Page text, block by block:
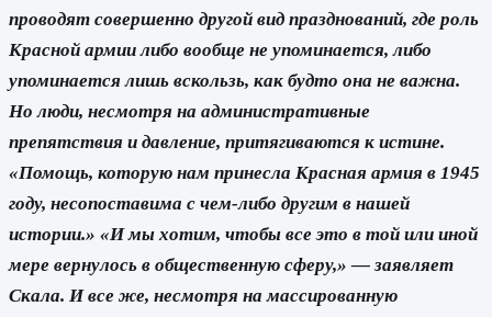
проводят совершенно другой вид празднований, где роль
Красной армии либо вообще не упоминается, либо
упоминается лишь вскользь, как будто она не важна.
Но люди, несмотря на административные
препятствия и давление, притягиваются к истине.
«Помощь, которую нам принесла Красная армия в 1945
году, несопоставима с чем-либо другим в нашей
истории.» «И мы хотим, чтобы все это в той или иной
мере вернулось в общественную сферу,» — заявляет
Скала. И все же, несмотря на массированную